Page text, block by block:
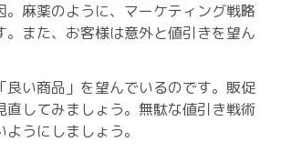
。麻薬のように、マーケティング戦略
。また、お客様は意外と値引きを望ん
良い商品」を望んでいるのです。販促
直してみましょう。無駄な値引き戦術
うにしましょう。